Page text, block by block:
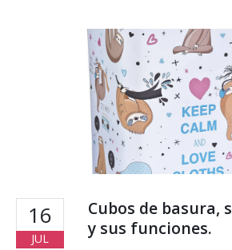
16
JUL
Cubos de basura,
y sus funciones.
16 agosto,